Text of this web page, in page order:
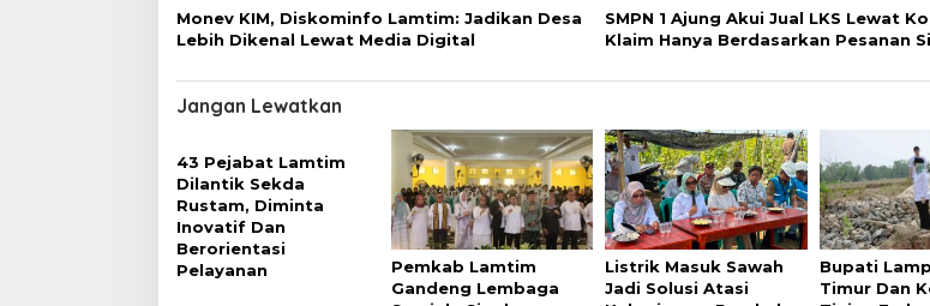
Monev KIM, Diskominfo Lamtim: Jadikan Desa
Lebih Dikenal Lewat Media Digital
SMPN 1 Ajung Akui Jual LKS Lewat
Klaim Hanya Berdasarkan Pesanan
Jangan Lewatkan
43 Pejabat Lamtim
Dilantik Sekda
Rustam, Diminta
Inovatif Dan
Berorientasi
Pelayanan
Pemkab Lamtim
Gandeng Lembaga
Listrik Masuk Sawah
Jadi Solusi Atasi
Bupati
Timur Dan